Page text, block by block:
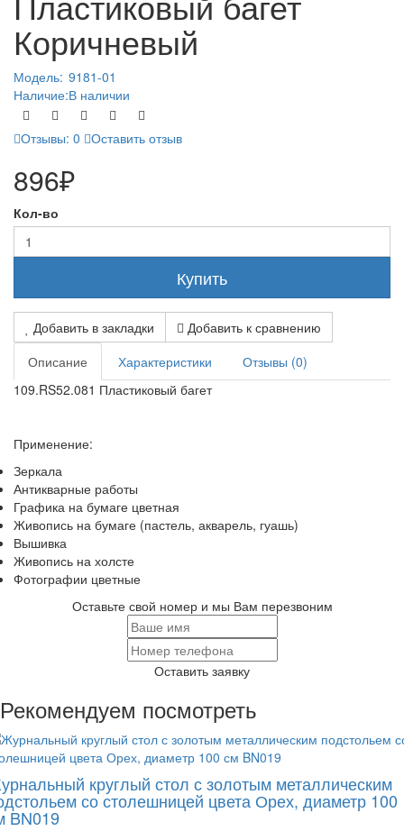
Коричневый
Модель: 9181-01
Наличие:В наличии
Отзывы: 0 Оставить отзыв
896₽
Кол-во
Купить
Добавить в закладки
Добавить к сравнению
Описание
Характеристики
Отзывы (0)
109.RS52.081 Пластиковый багет
Применение:
Зеркала
Антикварные работы
Графика на бумаге цветная
Живопись на бумаге (пастель, акварель, гуашь)
Вышивка
Живопись на холсте
Фотографии цветные
Оставьте свой номер и мы Вам перезвоним
Оставить заявку
Рекомендуем посмотреть
круглый стол с золотым металлическим
со столешницей цвета Орех, диаметр 100
BN019